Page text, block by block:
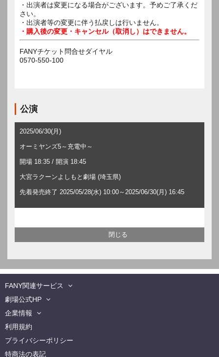
・出演者は変更になる場合がございます。予めご了承くだ
さい。
・出演者等の変更に伴う払戻しは行いません。
・購入後の変更・キャンセル（取消し）はできません。
FANYチケット問合せダイヤル
0570-550-100
公演
2025/06/30(月)
オーミヤンズ5～充電中～
開場 18:35 / 開演 18:45
大宮ラクーンよしもと劇場 (埼玉県)
先着発売終了 2025/05/28(水) 10:00～2025/06/30(月) 16:45
FANY関連サービス
劇場公式HP
企業情報
利用規約
プライバシーポリシー
特商法の表記